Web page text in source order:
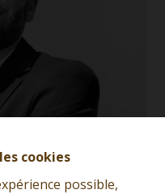
cookies
possible,